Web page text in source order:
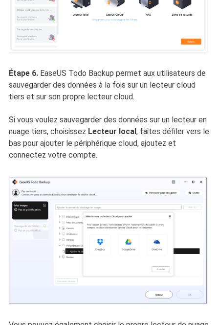
Étape 6. EaseUS Todo Backup permet aux utilisateurs de
sauvegarder des données à la fois sur un lecteur cloud
tiers et sur son propre lecteur cloud.
Si vous voulez sauvegarder des données sur un lecteur en
nuage tiers, choisissez Lecteur local, faites défiler vers le
bas pour ajouter le périphérique cloud, ajoutez et
connectez votre compte.